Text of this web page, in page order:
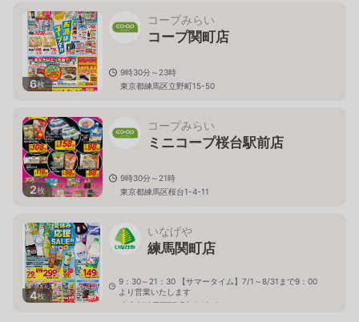
6枚
コープみらい
コープ関町店
9時30分～23時
東京都練馬区立野町15-50
2枚
コープみらい
ミニコープ桜台駅前店
9時30分～21時
東京都練馬区桜台1-4-11
4枚
いなげや
練馬関町店
9：30～21：30 【サマータイム】7/1～8/31まで9：00
より営業いたします
東京都練馬区関町南4-19-8